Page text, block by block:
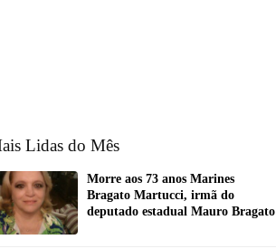
Lidas do Mês
Morre aos 73 anos Marines
Bragato Martucci, irmã do
deputado estadual Mauro Bragato